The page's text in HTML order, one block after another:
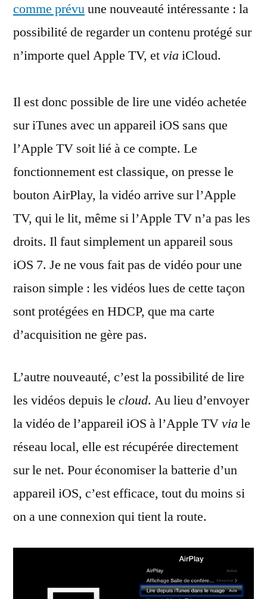
est
le
contenus
iTunes
comme prévuune nouveauté intéressante : la
possibilité de regarder un contenu protégé sur
n’importe quel Apple TV, etvia iCloud.
Il est donc possible de lire une vidéo achetée
sur iTunes avec un appareil iOS sans que
l’Apple TV soit lié à ce compte. Le
fonctionnement est classique, on presse le
bouton AirPlay, la vidéo arrive sur l’Apple
TV, qui le lit, même si l’Apple TV n’a pas les
droits. Il faut simplement un appareil sous
iOS 7. Je ne vous fait pas de vidéo pour une
raison simple : les vidéos lues de cette taçon
sont protégées en HDCP, que ma carte
d’acquisition ne gère pas.
L’autre nouveauté, c’est la possibilité de lire
les vidéos depuis le cloud. Au lieu d’envoyer
la vidéo de l’appareil iOS à l’Apple TVvia le
réseau local, elle est récupérée directement
sur le net. Pour économiser la batterie d’un
appareil iOS, c’est efficace, tout du moins si
on a une connexion qui tient la route.